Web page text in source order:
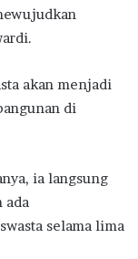
akan menjadi
di
ia langsung
ada
selama lima